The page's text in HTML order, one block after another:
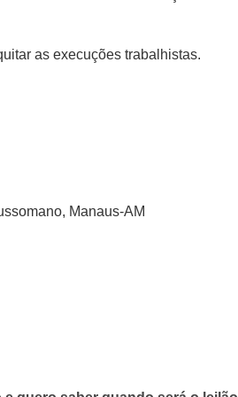
as execuções trabalhistas.
Manaus-AM